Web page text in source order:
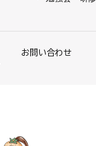
お問い合わせ